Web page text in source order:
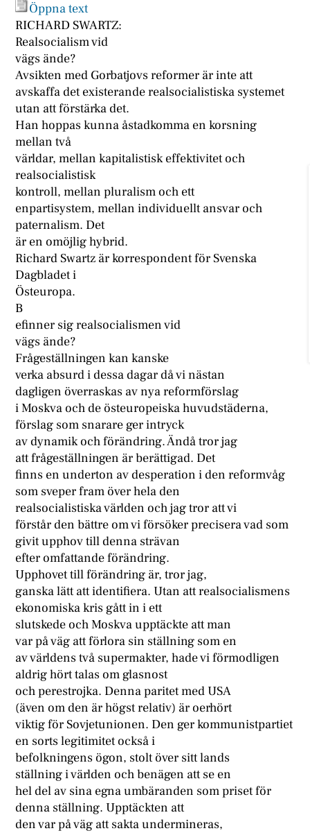
Öppna text
RICHARD SWARTZ:
Realsocialism vid
vägs ände?
Avsikten med Gorbatjovs reformer är inte att
avskaffa det existerande realsocialistiska systemet
utan att förstärka det.
Han hoppas kunna åstadkomma en korsning
mellan två
världar, mellan kapitalistisk effektivitet och
realsocialistisk
kontroll, mellan pluralism och ett
enpartisystem, mellan individuellt ansvar och
paternalism. Det
är en omöjlig hybrid.
Richard Swartz är korrespondent för Svenska
Dagbladet i
Östeuropa.
B
efinner sig realsocialismen vid
vägs ände?
Frågeställningen kan kanske
verka absurd i dessa dagar då vi nästan
dagligen överraskas av nya reformförslag
i Moskva och de östeuropeiska huvudstäderna,
förslag som snarare ger intryck
av dynamik och förändring. Ändå tror jag
att frågeställningen är berättigad. Det
finns en underton av desperation i den reformvåg
som sveper fram över hela den
realsocialistiska världen och jag tror att vi
förstår den bättre om vi försöker precisera vad som
givit upphov till denna strävan
efter omfattande förändring.
Upphovet till förändring är, tror jag,
ganska lätt att identifiera. Utan att realsocialismens
ekonomiska kris gått in i ett
slutskede och Moskva upptäckte att man
var på väg att förlora sin ställning som en
av världens två supermakter, hade vi förmodligen
aldrig hört talas om glasnost
och perestrojka. Denna paritet med USA
(även om den är högst relativ) är oerhört
viktig för Sovjetunionen. Den ger kommunistpartiet
en sorts legitimitet också i
befolkningens ögon, stolt över sitt lands
ställning i världen och benägen att se en
hel del av sina egna umbäranden som priset för
denna ställning. Upptäckten att
den var på väg att sakta undermineras,